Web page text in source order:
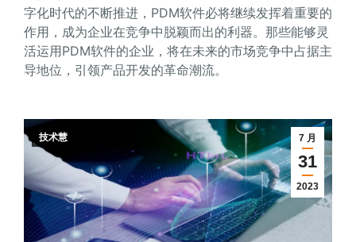
字化时代的不断推进，PDM软件必将继续发挥着重要的
作用，成为企业在竞争中脱颖而出的利器。那些能够灵
活运用PDM软件的企业，将在未来的市场竞争中占据主
导地位，引领产品开发的革命潮流。
7 月
31
2023
技术慧